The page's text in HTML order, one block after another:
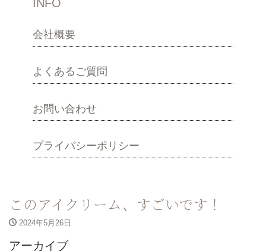
INFO
会社概要
よくあるご質問
お問い合わせ
プライバシーポリシー
このアイクリーム、すごいです！
2024年5月26日
アーカイブ